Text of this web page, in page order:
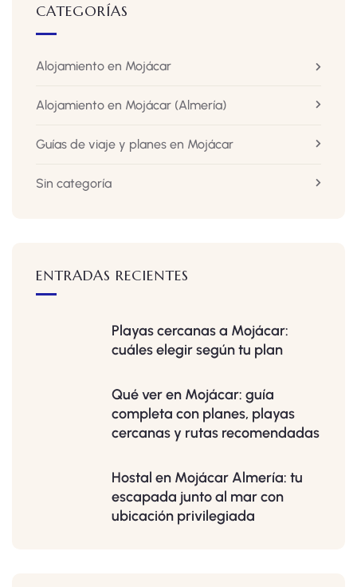
CATEGORÍAS
Alojamiento en Mojácar
Alojamiento en Mojácar (Almería)
Guías de viaje y planes en Mojácar
Sin categoría
ENTRADAS RECIENTES
Playas cercanas a Mojácar:
cuáles elegir según tu plan
Qué ver en Mojácar: guía
completa con planes, playas
cercanas y rutas recomendadas
Hostal en Mojácar Almería: tu
escapada junto al mar con
ubicación privilegiada